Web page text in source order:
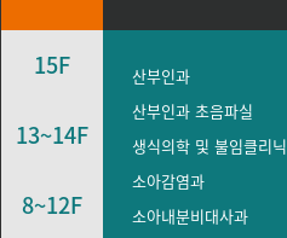
15F
13~14F
8~12F
산부인과
산부인과 초음파실
생식의학 및 불임클리닉
소아감염과
소아내분비대사과